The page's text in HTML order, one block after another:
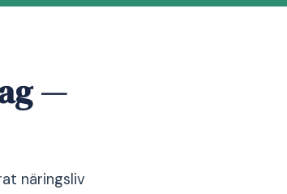
—
näringsliv